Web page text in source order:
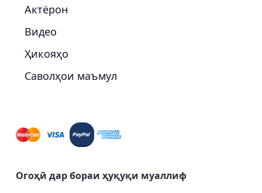
Актёрон
Видео
Ҳикояҳо
Саволҳои маъмул
Огоҳӣ дар бораи ҳуқуқи муаллиф